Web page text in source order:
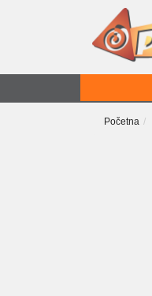
Početna